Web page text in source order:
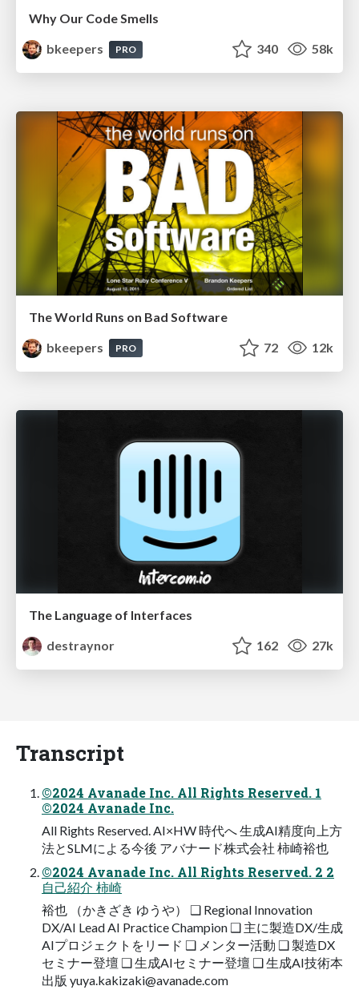
Why Our Code Smells
bkeepers
PRO 340 58k
The World Runs on Bad Software
bkeepers
PRO 72 12k
The Language of Interfaces
destraynor
162 27k
Transcript
©2024 Avanade Inc. All Rights Reserved. 1
©2024 Avanade Inc.
All Rights Reserved. AI×HW 時代へ 生成AI精度向上方
法とSLMによる今後 アバナード株式会社 柿崎裕也
©2024 Avanade Inc. All Rights Reserved. 2 2
自己紹介 柿崎
裕也 （かきざき ゆうや） ❑ Regional Innovation
DX/AI Lead AI Practice Champion ❑ 主に製造DX/生成
AIプロジェクトをリード ❑ メンター活動 ❑ 製造DX
セミナー登壇 ❑ 生成AIセミナー登壇 ❑ 生成AI技術本
出版 yuya.kakizaki@avanade.com